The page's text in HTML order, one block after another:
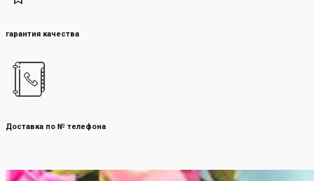
гарантия качества
Доставка по № телефона